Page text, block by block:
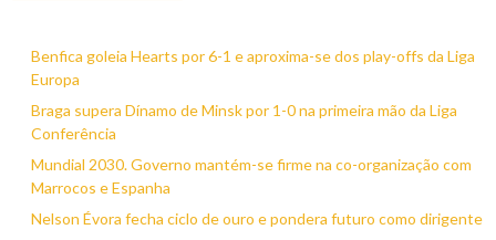
Benfica goleia Hearts por 6-1 e aproxima-se dos play-offs da Liga
Europa
Braga supera Dínamo de Minsk por 1-0 na primeira mão da Liga
Conferência
Mundial 2030. Governo mantém-se firme na co-organização com
Marrocos e Espanha
Nelson Évora fecha ciclo de ouro e pondera futuro como dirigente